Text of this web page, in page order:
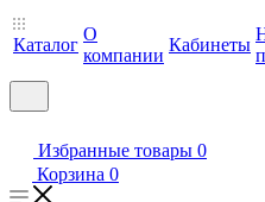
Каталог
О
компании
Кабинеты
Избранные товары 0
Корзина 0